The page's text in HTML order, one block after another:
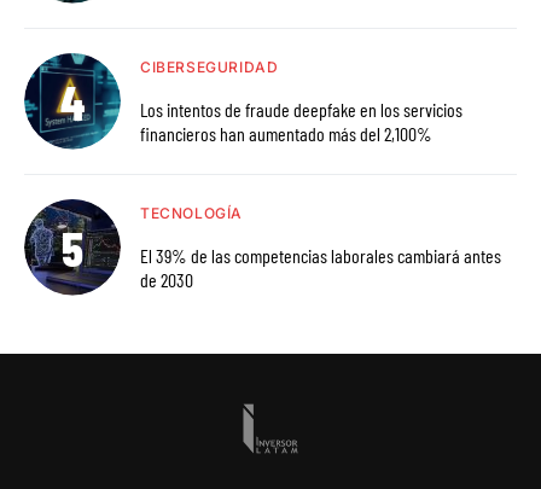
CIBERSEGURIDAD
Los intentos de fraude deepfake en los servicios
financieros han aumentado más del 2,100%
TECNOLOGÍA
El 39% de las competencias laborales cambiará antes
de 2030